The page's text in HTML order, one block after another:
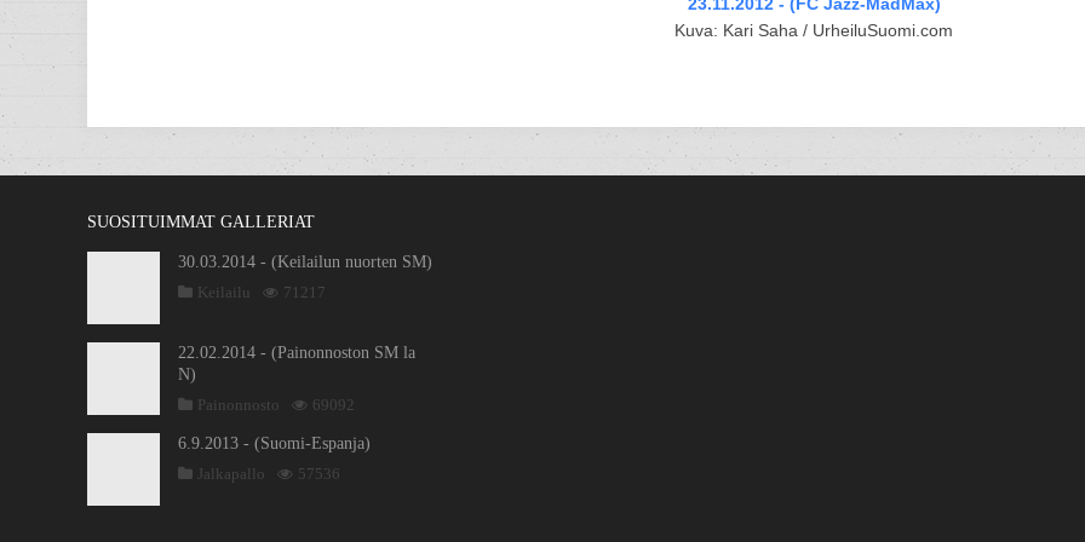
Kuva: Kari Saha / UrheiluSuomi.com
SUOSITUIMMAT GALLERIAT
30.03.2014 - (Keilailun nuorten SM)
Keilailu
71217
22.02.2014 - (Painonnoston SM la
N)
Painonnosto
69092
6.9.2013 - (Suomi-Espanja)
Jalkapallo
57536